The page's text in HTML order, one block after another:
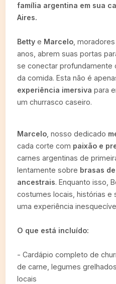
família argentina em sua
Aires.
Bettye Marcelo,
anos, abrem suas portas
se conectar profundamente
da comida. Esta não é
experiência imersiva para
um churrasco caseiro.
Marcelo, nosso dedicado
cada corte com paixão e
carnes argentinas de
lentamente sobre brasas
ancestrais. Enquanto isso,
costumes locais, histórias e
uma experiência
O que está incluído:
- Cardápio completo de
de carne, legumes
locais